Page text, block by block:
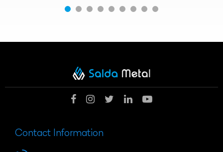
Contact Information